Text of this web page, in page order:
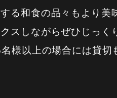
る和食の品々もより美
スしながらぜひじっく
名様以上の場合には貸切